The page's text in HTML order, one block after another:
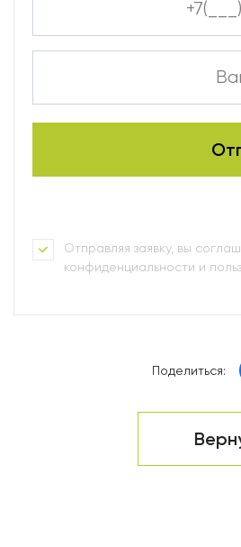
Отправляя заявку, вы
конфиденциальности и
Поделиться: